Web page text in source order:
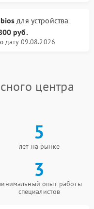
для устройства
руб.
дату 09.08.2026
центра
5
лет на рынке
3
опыт работы
специалистов